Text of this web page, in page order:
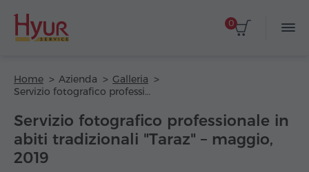
0
Home Azienda
Galleria
Servizio fotografico professionale in abiti tradizionali "Taraz" – maggio, 2019
Servizio fotografico professionale in
abiti tradizionali "Taraz" – maggio,
2019